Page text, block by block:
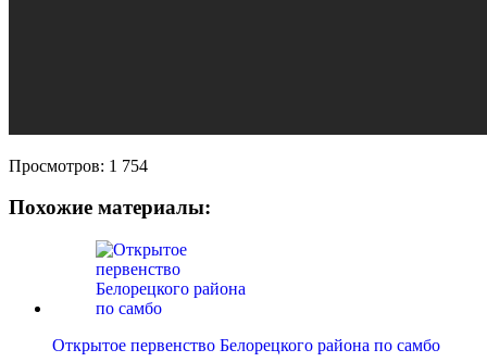
Просмотров: 1 754
Похожие материалы:
Открытое первенство Белорецкого района по самбо